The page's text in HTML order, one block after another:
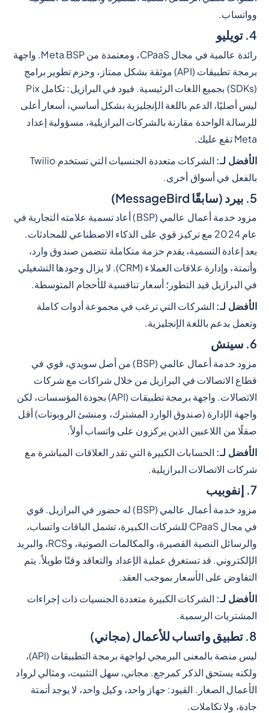
وواتساب.
4. تويليو
رائدة عالمية في مجال CPaaS، ومعتمدة من Meta BSP. واجهة
برمجة تطبيقات (API) موثقة بشكل ممتاز، وحزم تطوير برامج
(SDKs) بجميع اللغات الرئيسية. قيود في البرازيل: تكامل Pix
ليس أصليًا، الدعم باللغة الإنجليزية بشكل أساسي، أسعار أعلى
للرسالة الواحدة مقارنة بالشركات البرازيلية، مسؤولية إعداد
Meta تقع عليك.
الأفضل لـ:
الشركات متعددة الجنسيات التي تستخدم Twilio
بالفعل في أسواق أخرى.
5. بيرد (سابقًا MessageBird)
مزود خدمة أعمال عالمي (BSP) أعاد تسمية علامته التجارية في
عام 2024 مع تركيز قوي على الذكاء الاصطناعي للمحادثات.
بعد إعادة التسمية، يقدم حزمة متكاملة تتضمن صندوق وارد،
وأتمتة، وإدارة علاقات العملاء (CRM). لا يزال وجودها التشغيلي
في البرازيل قيد التطور؛ أسعار تنافسية للأحجام المتوسطة.
الأفضل لـ: الشركات التي ترغب في مجموعة أدوات كاملة
وتعمل بدعم باللغة الإنجليزية.
6. سينش
مزود خدمة أعمال عالمي (BSP) من أصل سويدي، قوي في
قطاع الاتصالات في البرازيل من خلال شراكات مع شركات
الاتصالات. واجهة برمجة تطبيقات (API) بجودة المؤسسات، لكن
واجهة الإدارة (صندوق الوارد المشترك، ومنشئ الروبوتات) أقل
صقلًا من اللاعبين الذين يركزون على واتساب أولاً.
الأفضل لـ: الحسابات الكبيرة التي تقدر العلاقات المباشرة مع
شركات الاتصالات البرازيلية.
7. إنفوبيب
مزود خدمة أعمال عالمي (BSP) له حضور في البرازيل. قوي
في مجال CPaaS للشركات الكبيرة، تشمل الباقات واتساب،
والرسائل النصية القصيرة، والمكالمات الصوتية، وRCS، والبريد
الإلكتروني. قد تستغرق عملية الإعداد والتعاقد وقتًا طويلاً. يتم
التفاوض على الأسعار بموجب العقد.
الأفضل لـ: الشركات الكبيرة متعددة الجنسيات ذات إجراءات
المشتريات الرسمية.
8. تطبيق واتساب للأعمال (مجاني)
ليس منصة بالمعنى البرمجي لواجهة برمجة التطبيقات (API)،
ولكنه يستحق الذكر كمرجع. مجاني، سهل التثبيت، ومثالي لرواد
الأعمال الصغار. القيود: جهاز واحد، وكيل واحد، لا يوجد أتمتة
جادة، ولا تكاملات.